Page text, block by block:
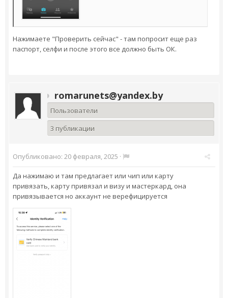
Нажимаете "Проверить сейчас" - там попросит еще раз
паспорт, селфи и после этого все должно быть ОК.
romarunets@yandex.by
Пользователи
3 публикации
Опубликовано: 20 февраля, 2025 ·
Да нажимаю и там предлагает или чип или карту
привязать, карту привязал и визу и мастеркард, она
привязывается но аккаунт не верефицируется